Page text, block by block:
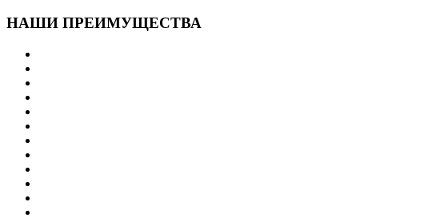
НАШИ ПРЕИМУЩЕСТВА